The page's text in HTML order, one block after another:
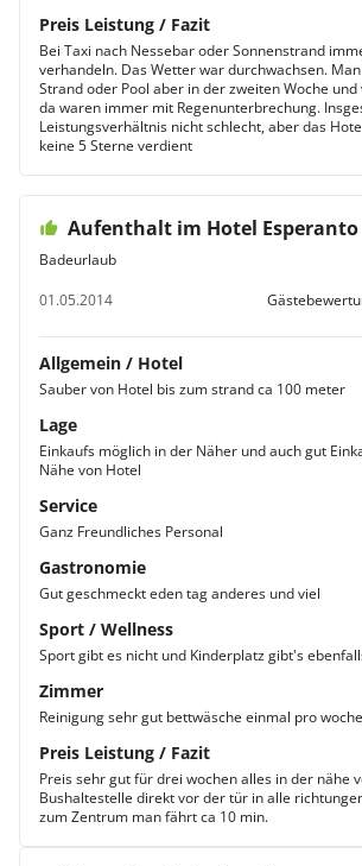
Preis Leistung / Fazit
Bei Taxi nach Nessebar oder Sonnenstrand
verhandeln. Das Wetter war durchwachsen.
Strand oder Pool aber in der zweiten Woche
da waren immer mit Regenunterbrechung.
Leistungsverhältnis nicht schlecht, aber das
keine 5 Sterne verdient
Aufenthalt im Hotel Esperanto
Badeurlaub
01.05.2014
Allgemein / Hotel
Sauber von Hotel bis zum strand ca 100 meter
Lage
Einkaufs möglich in der Näher und auch gut
Nähe von Hotel
Service
Ganz Freundliches Personal
Gastronomie
Gut geschmeckt eden tag anderes und viel
Sport / Wellness
Sport gibt es nicht und Kinderplatz gibt's
Zimmer
Reinigung sehr gut bettwäsche einmal pro
Preis Leistung / Fazit
Preis sehr gut für drei wochen alles in der nähe
Bushaltestelle direkt vor der tür in alle
zum Zentrum man fährt ca 10 min.